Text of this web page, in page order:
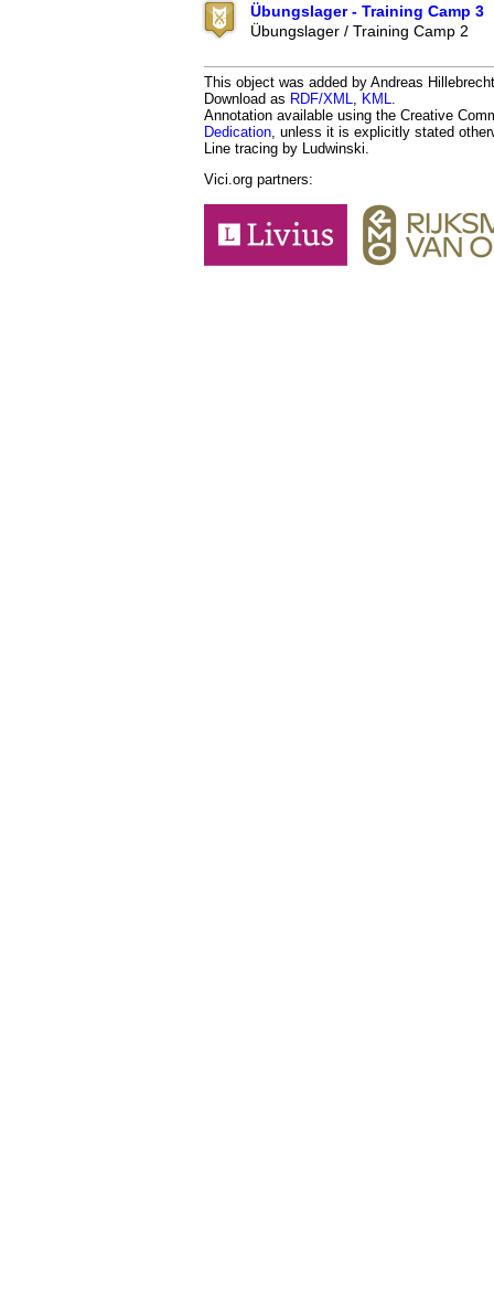
Übungslager - Training Camp 3
Übungslager / Training Camp 2
This object was added by Andreas
Download as RDF/XML KML
Annotation available using the Creative
Dedication , unless it is explicitly stated
Line tracing by Ludwinski.
Vici.org partners: